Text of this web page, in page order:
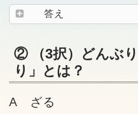
答え
② （3択）どんぶ
り」とは？
A ざる